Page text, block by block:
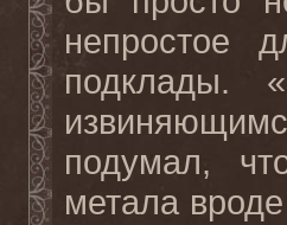
непростое
подклады.
подумал,
метала